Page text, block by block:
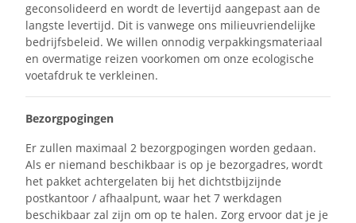
geconsolideerd en wordt de levertijd aangepast aan de
langste levertijd. Dit is vanwege ons milieuvriendelijke
bedrijfsbeleid. We willen onnodig verpakkingsmateriaal
en overmatige reizen voorkomen om onze ecologische
voetafdruk te verkleinen.
Bezorgpogingen
Er zullen maximaal 2 bezorgpogingen worden gedaan.
Als er niemand beschikbaar is op je bezorgadres, wordt
het pakket achtergelaten bij het dichtstbijzijnde
postkantoor / afhaalpunt, waar het 7 werkdagen
beschikbaar zal zijn om op te halen. Zorg ervoor dat je je